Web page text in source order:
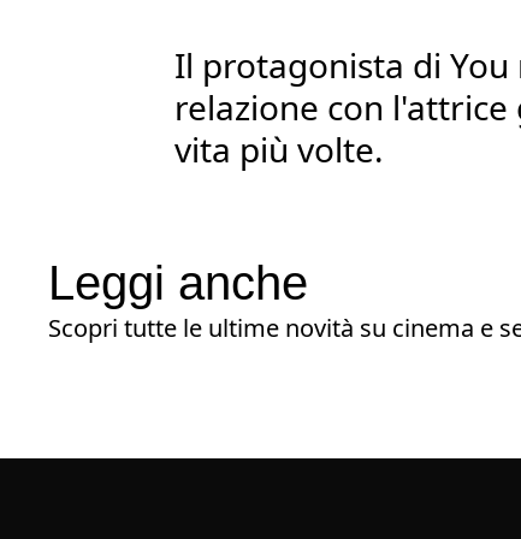
Il protagonista di You
relazione con l'attrice
vita più volte.
Leggi anche
Scopri tutte le ultime novità su cinema e